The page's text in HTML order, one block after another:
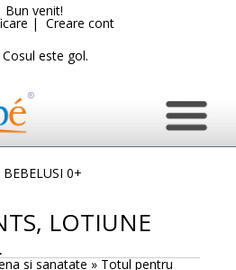
Bun venit!
| Creare cont
Cosul este gol.
0+
LOTIUNE
si sanatate » Totul pentru